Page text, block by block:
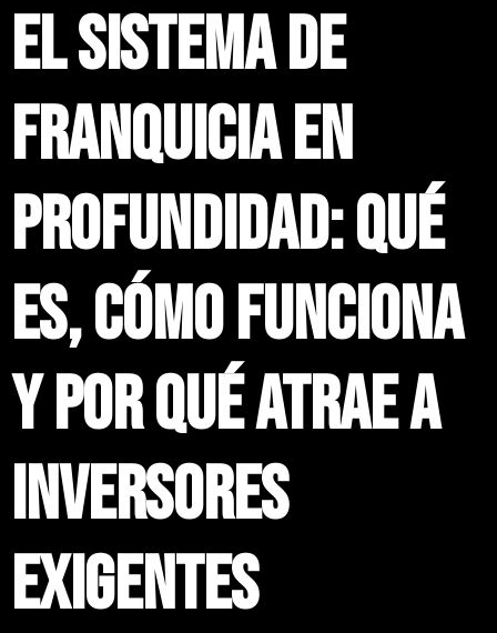
El sistema de
franquicia en
profundidad: qué
es, cómo funciona
y por qué atrae a
inversores
exigentes